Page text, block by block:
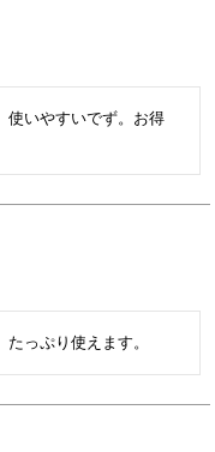
使いやすいでず。お得
っぷり使えます。